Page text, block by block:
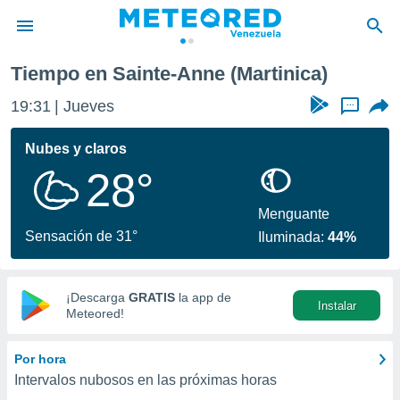
de
ha
calidad.
a este
las
y
digital
basada
Tiempo en Sainte-Anne (Martinica)
19:31 Jueves ...
Nubes y claros
28°
Sensación de 31°
Menguante
Iluminada:44%
¡Descarga GRATIS la app de
Meteored!
Instalar
Por hora
Intervalos nubosos en las próximas horas